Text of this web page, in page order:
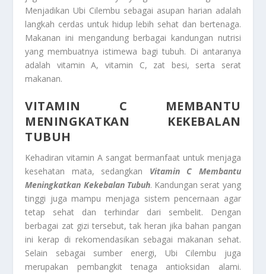
Menjadikan Ubi Cilembu sebagai asupan harian adalah
langkah cerdas untuk hidup lebih sehat dan bertenaga.
Makanan ini mengandung berbagai kandungan nutrisi
yang membuatnya istimewa bagi tubuh. Di antaranya
adalah vitamin A, vitamin C, zat besi, serta serat
makanan.
VITAMIN C MEMBANTU
MENINGKATKAN KEKEBALAN
TUBUH
Kehadiran vitamin A sangat bermanfaat untuk menjaga
kesehatan mata, sedangkan Vitamin C Membantu
Meningkatkan Kekebalan Tubuh. Kandungan serat yang
tinggi juga mampu menjaga sistem pencernaan agar
tetap sehat dan terhindar dari sembelit. Dengan
berbagai zat gizi tersebut, tak heran jika bahan pangan
ini kerap di rekomendasikan sebagai makanan sehat.
Selain sebagai sumber energi, Ubi Cilembu juga
merupakan pembangkit tenaga antioksidan alami.